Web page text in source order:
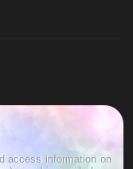
access information on